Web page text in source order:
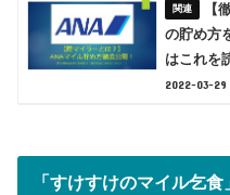
【
の貯め方
はこれを
2022-03-29
「すけすけのマイル乞